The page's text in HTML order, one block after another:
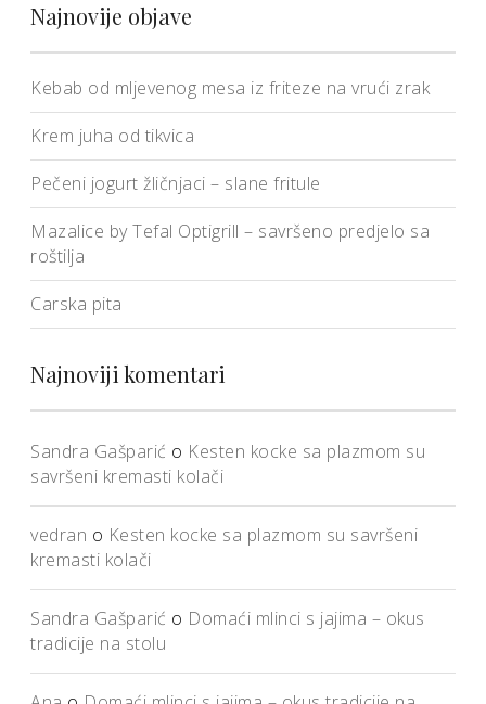
Najnovije objave
Kebab od mljevenog mesa iz friteze na vrući zrak
Krem juha od tikvica
Pečeni jogurt žličnjaci – slane fritule
Mazalice by Tefal Optigrill – savršeno predjelo sa
roštilja
Carska pita
Najnoviji komentari
Sandra Gašparić o Kesten kocke sa plazmom su
savršeni kremasti kolači
vedran o Kesten kocke sa plazmom su savršeni
kremasti kolači
Sandra Gašparić o Domaći mlinci s jajima – okus
tradicije na stolu